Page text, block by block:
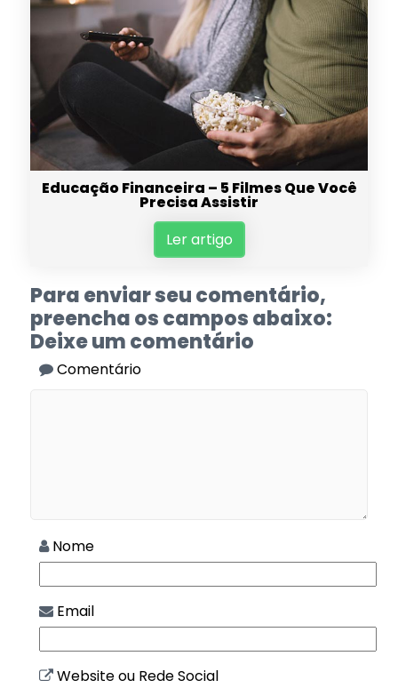
Educação Financeira – 5 Filmes Que Você
Precisa Assistir
Ler artigo
Para enviar seu comentário,
preencha os campos abaixo:
Deixe um comentário
Comentário
Nome
Email
Website ou Rede Social